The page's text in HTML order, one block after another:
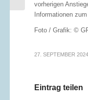
vorherigen
Informationen
Foto / Grafik: ©
27. SEPTEMBER 2024
Eintrag teilen